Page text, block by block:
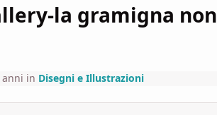
la gramigna non
anni in Disegni e Illustrazioni